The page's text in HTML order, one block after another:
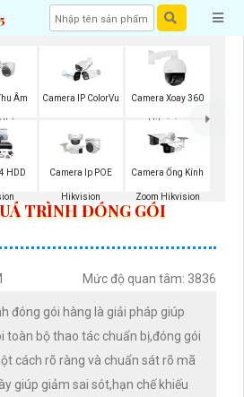
Âm Camera IP ColorVu Camera Xoay 360
Hikvision
HDD Camera Ip POE
Hikvision
Camera Ống Kính
Zoom Hikvision
TRÌNH ĐÓNG GÓI
Mức độ quan tâm: 3836
đóng gói hàng là giải pháp giúp
toàn bộ thao tác chuẩn bị,đóng gói
cách rõ ràng và chuẩn sát rõ mã
giúp giảm sai sót,hạn chế khiếu